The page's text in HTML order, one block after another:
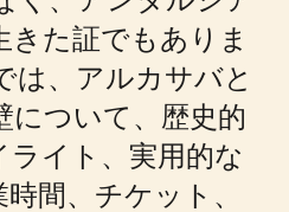
た証でもありま
は、アルカサバと
について、歴史的
イト、実用的な
間、チケット、